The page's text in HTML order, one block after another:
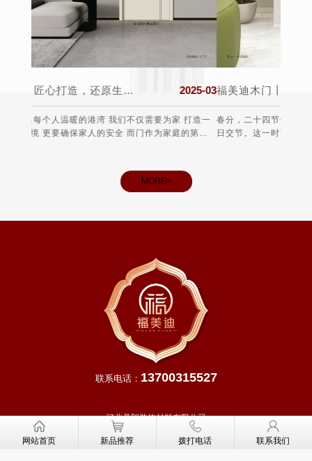
福美迪木门丨春分至，万物生，希望与美好同在! 2025-03
春分，二十四节气中的第四个节气，通常在公历3月19日至22
日交节。这一时节，太阳直射赤道，全球昼夜等长，此后北半
沛，除青藏高原等高寒地区外，越冬作物进入生长旺季，田间
MORE>
联系电话： 13700315527
河北圣朗装饰材料有限公司
网址： http://www.fmddoor.cn
网站首页 新品推荐 拨打电话 联系我们